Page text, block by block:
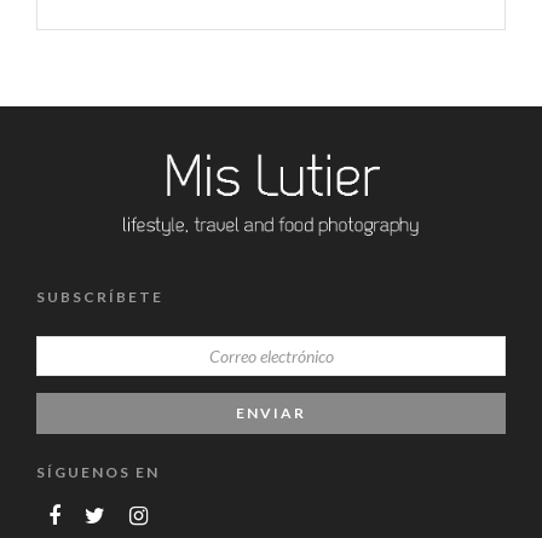
SUBSCRÍBETE
SÍGUENOS EN